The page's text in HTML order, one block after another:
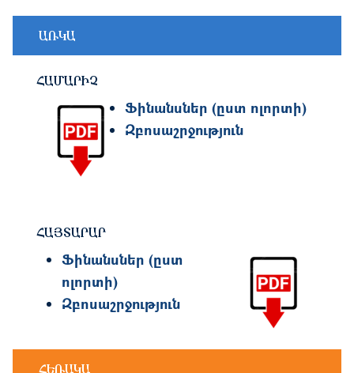
ԱՌԿԱ
ՀԱՄԱՐԻՉ
Image
Ֆինանսներ (ըստ ոլորտի)
Զբոսաշրջություն
ՀԱՅՏԱՐԱՐ
Image
Ֆինանսներ (ըստ
ոլորտի)
Զբոսաշրջություն
ՀԵՌԱԿԱ